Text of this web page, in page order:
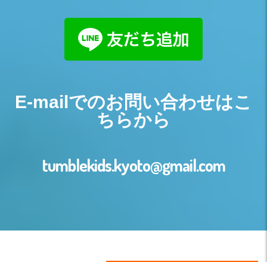
E-mailでのお問い合わせはこ
ちらから
tumblekids.kyoto@gmail.com